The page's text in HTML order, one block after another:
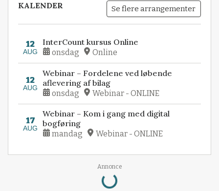
KALENDER Se flere arrangementer
12
AUG
InterCount kursus Online
onsdag Online
12
AUG
Webinar – Fordelene ved løbende
aflevering af bilag
onsdag Webinar - ONLINE
17
AUG
Webinar – Kom i gang med digital
bogføring
mandag Webinar - ONLINE
Annonce
Loading...